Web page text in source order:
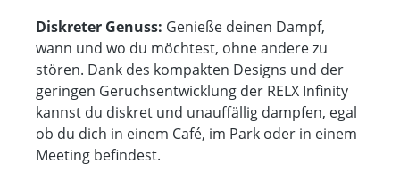
Diskreter Genuss: Genieße deinen Dampf,
wann und wo du möchtest, ohne andere zu
stören. Dank des kompakten Designs und der
geringen Geruchsentwicklung der RELX Infinity
kannst du diskret und unauffällig dampfen, egal
ob du dich in einem Café, im Park oder in einem
Meeting befindest.